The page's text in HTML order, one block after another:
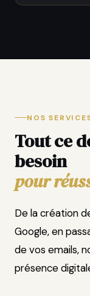
NOS
Tout ce
besoin
pour
De la création
Google, en
de vos emails,
présence